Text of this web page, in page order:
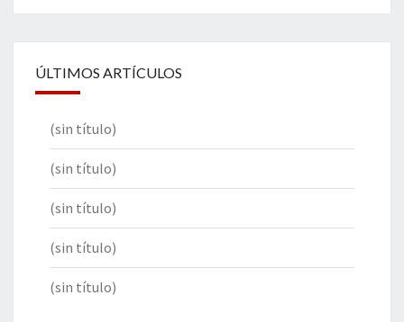
ÚLTIMOS ARTÍCULOS
(sin título)
(sin título)
(sin título)
(sin título)
(sin título)